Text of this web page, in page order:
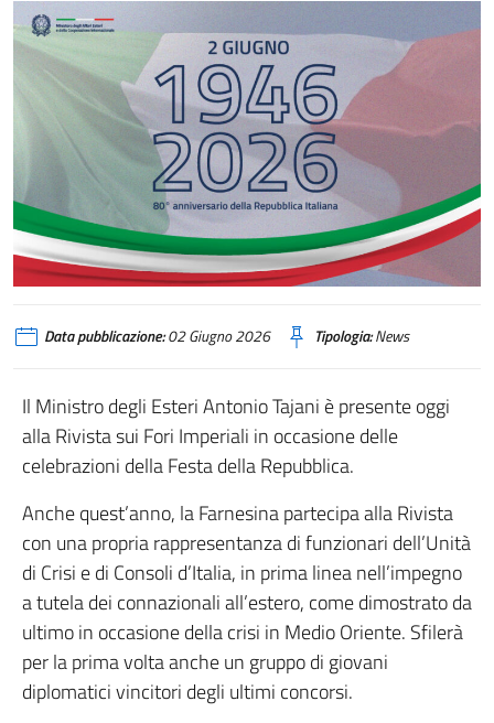
Data pubblicazione:02 Giugno 2026 Tipologia:News
Il Ministro degli Esteri Antonio Tajani è presente oggi
alla Rivista sui Fori Imperiali in occasione delle
celebrazioni della Festa della Repubblica.
Anche quest’anno, la Farnesina partecipa alla Rivista
con una propria rappresentanza di funzionari dell’Unità
di Crisi e di Consoli d’Italia, in prima linea nell’impegno
a tutela dei connazionali all’estero, come dimostrato da
ultimo in occasione della crisi in Medio Oriente. Sfilerà
per la prima volta anche un gruppo di giovani
diplomatici vincitori degli ultimi concorsi.